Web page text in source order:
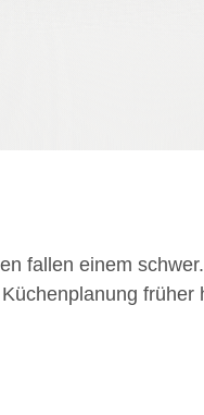
fallen einem
früher